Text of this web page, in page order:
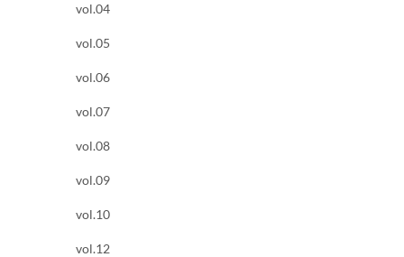
vol.04
vol.05
vol.06
vol.07
vol.08
vol.09
vol.10
vol.12